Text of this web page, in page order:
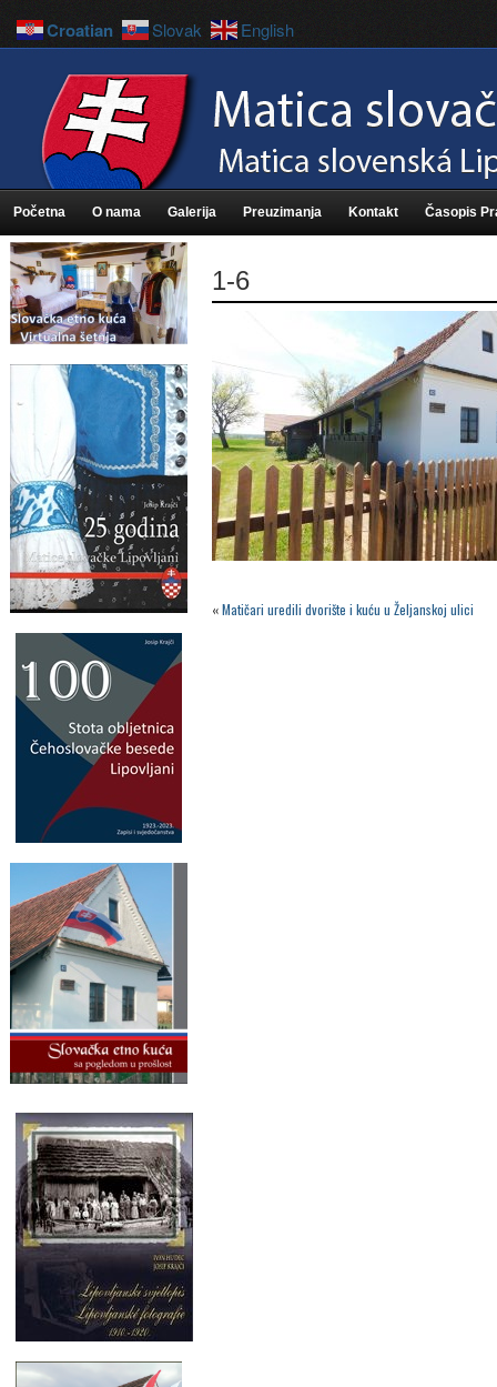
Početna O nama Galerija Preuzimanja Kontakt Časopis
1-6
«Matičari uredili dvorište i kuću u Željanskoj ulici
Croatian Slovak English